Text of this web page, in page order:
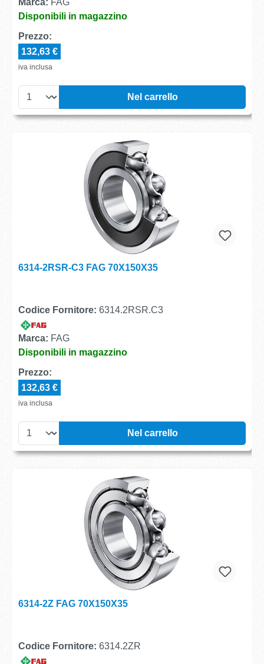
Disponibili in magazzino
Prezzo:
132,63 €
iva inclusa
Nel carrello
6314-2RSR-C3 FAG 70X150X35
Codice Fornitore: 6314.2RSR.C3
Marca: FAG
Disponibili in magazzino
Prezzo:
132,63 €
iva inclusa
Nel carrello
6314-2Z FAG 70X150X35
Codice Fornitore: 6314.2ZR